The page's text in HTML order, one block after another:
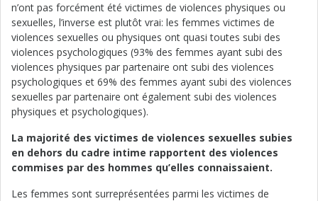
n’ont pas forcément été victimes de violences physiques ou
sexuelles, l’inverse est plutôt vrai: les femmes victimes de
violences sexuelles ou physiques ont quasi toutes subi des
violences psychologiques (93% des femmes ayant subi des
violences physiques par partenaire ont subi des violences
psychologiques et 69% des femmes ayant subi des violences
sexuelles par partenaire ont également subi des violences
physiques et psychologiques).
La majorité des victimes de violences sexuelles subies
en dehors du cadre intime rapportent des violences
commises par des hommes qu’elles connaissaient.
Les femmes sont surreprésentées parmi les victimes de